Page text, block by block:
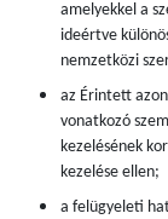
amelyekkel a
ideértve
nemzetközi
az Érintett
vonatkozó
kezelésének
kezelése ellen;
a felügyeleti